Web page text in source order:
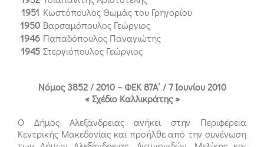
1951 Κωστόπουλος Θωμάς του Γρηγορίου
1950 Βαρσαμόπουλος Γεώργιος
1946 Παπαδόπουλος Παναγιώτης
1945 Στεργιόπουλος Γεώργιος
Νόμος 3852 / 2010 – ΦΕΚ 87Α΄ / 7 Ιουνίου 2010
« Σχέδιο Καλλικράτης »
Ο Δήμος Αλεξάνδρειας ανήκει στην Περιφέρεια
Κεντρικής Μακεδονίας και προήλθε από την συνένωση